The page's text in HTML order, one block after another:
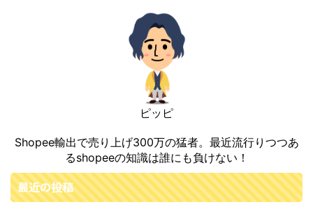
ピッピ
Shopee輸出で売り上げ300万の猛者。最近流行りつつあ
るshopeeの知識は誰にも負けない！
最近の投稿